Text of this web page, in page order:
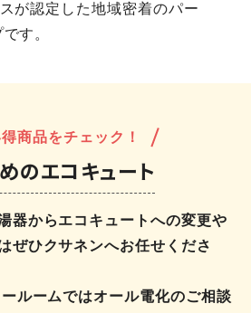
が認定した地域密着のパー
す。
商品をチェック！
のエコキュート
器からエコキュートへの変更や
ぜひクサネンへお任せくださ
ルームではオール電化のご相談